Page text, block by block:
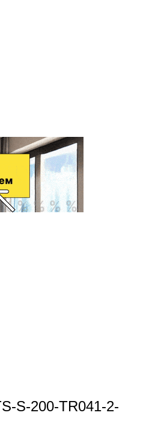
S-200-TR041-2-